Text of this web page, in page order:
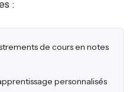
:
de cours en notes
personnalisés